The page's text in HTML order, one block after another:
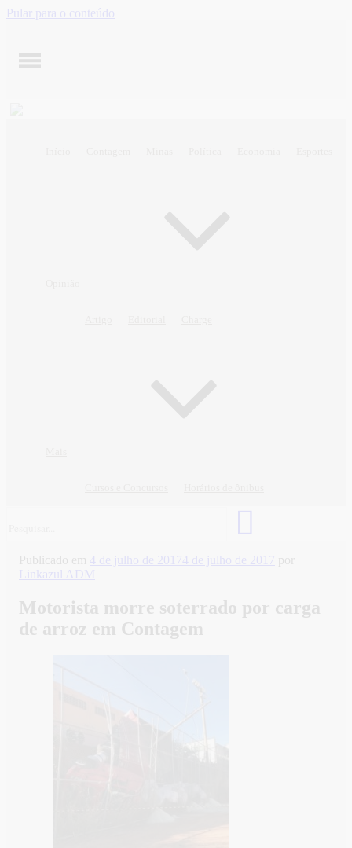
Pular para o conteúdo
Publicado em 4 de julho de 20174 de julho de 2017 por
Linkazul ADM
Motorista morre soterrado por carga
de arroz em Contagem